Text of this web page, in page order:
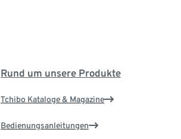
Rund um unsere Produkte
Tchibo Kataloge & Magazine
Bedienungsanleitungen